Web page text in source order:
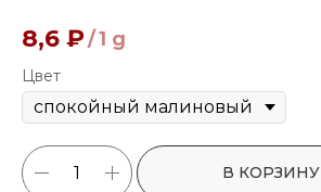
8,6 ₽/1 g
Цвет
В КОРЗИНУ